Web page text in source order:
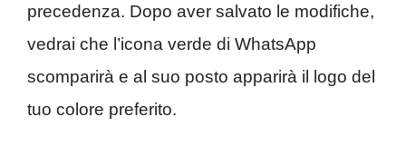
precedenza. Dopo aver salvato le modifiche,
vedrai che l’icona verde di WhatsApp
scomparirà e al suo posto apparirà il logo del
tuo colore preferito.